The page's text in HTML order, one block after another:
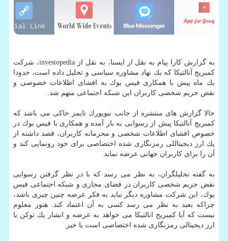
به گزارش كارا پیام به نقل از ایسنا، به نقل از investopedia، شركت
كمبریج آنالتیكا كه یك نهاد مشاوره سیاسی و تحلیل داده است، حدودا
یك ماه پیش با همكاری فیس بوك به افشای اطلاعات خصوصی و
نقض حریم شخصی كاربران این شبكه اجتماعی متهم شد.
حالا گزارش های منتشره از جانب نیویورك تایمز حاكی می باشد كه
كمبریج آنالتیكا پیش از رسوایی به بار آمده و همكاری با فیس بوك در
خصوص افشای اطلاعات شخصی و محرمانه كاربران، قصد داشته از
یك ارز دیجیتاللی رمزنگاری شده اختصاصی برای خود رونمایی كند و
آن را برای كاربران جهانی عرضه نماید.
به گفته تحلیلگران، به نظر می رسد كه با در نظر گرفتن رسوایی
نقض حریم شخصی كاربران در فضای مجازی و شبكه اجتماعی فیس
بوك، این شركت مشاوره دیگر نباید به فكر عرضه چنین چیزی باشد،
چراكه بعید به نظر می رسد كسی به آن اعتماد كند. هنوز معلوم
نیست كه آیا كمبریج انالتیكا می خواهد به عرضه و انشار یك توكن یا
ارز دیجیتالی رمزنگاری شده اختصاصی است یا خیر.